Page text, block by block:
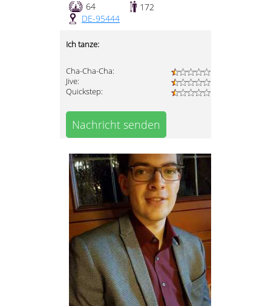
64
172
DE-95444
Ich tanze:
Cha-Cha-Cha:
Jive:
Quickstep:
Nachricht senden